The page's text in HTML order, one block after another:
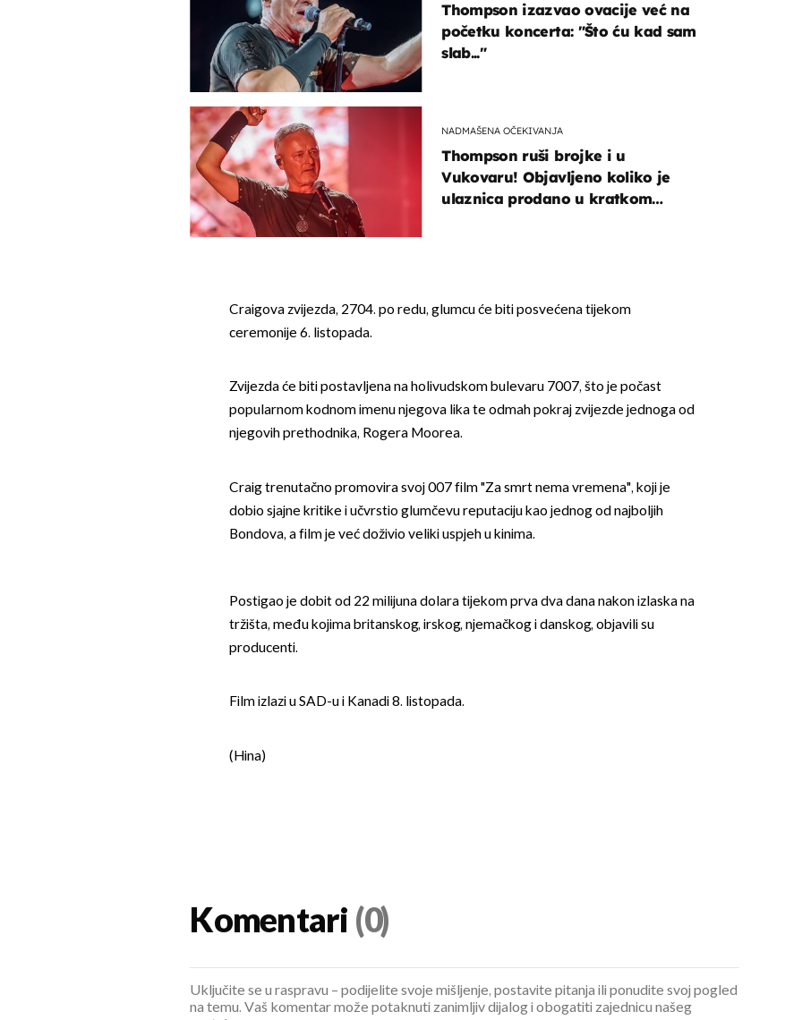
Thompson izazvao ovacije već na
početku koncerta: "Što ću kad sam
slab..."
NADMAŠENA OČEKIVANJA
Thompson ruši brojke i u
Vukovaru! Objavljeno koliko je
ulaznica prodano u kratkom
Craigova zvijezda, 2704. po redu, glumcu će biti posvećena tijekom
ceremonije 6. listopada.
Zvijezda će biti postavljena na holivudskom bulevaru 7007, što je počast
popularnom kodnom imenu njegova lika te odmah pokraj zvijezde jednoga od
njegovih prethodnika, Rogera Moorea.
Craig trenutačno promovira svoj 007 film "Za smrt nema vremena", koji je
dobio sjajne kritike i učvrstio glumčevu reputaciju kao jednog od najboljih
Bondova, a film je već doživio veliki uspjeh u kinima.
Postigao je dobit od 22 milijuna dolara tijekom prva dva dana nakon izlaska na
tržišta, među kojima britanskog, irskog, njemačkog i danskog, objavili su
producenti.
Film izlazi u SAD-u i Kanadi 8. listopada.
(Hina)
Komentari (0)
Uključite se u raspravu – podijelite svoje mišljenje, postavite pitanja ili ponudite svoj pogled
na temu. Vaš komentar može potaknuti zanimljiv dijalog i obogatiti zajednicu našeg
OMOGUĆI OBAVIJESTI